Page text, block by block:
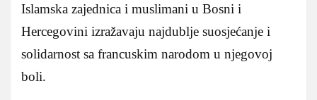
Islamska zajednica i muslimani u Bosni i
Hercegovini izražavaju najdublje suosjećanje i
solidarnost sa francuskim narodom u njegovoj
boli.